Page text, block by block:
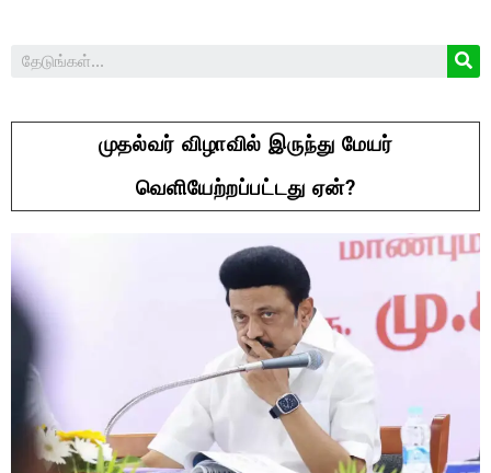
முதல்வர் விழாவில் இருந்து மேயர்
வெளியேற்றப்பட்டது ஏன்?